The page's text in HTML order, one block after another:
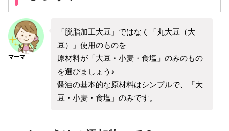
マーマ
「脱脂加工大豆」ではなく「丸大豆（大
豆）」使用のものを
原材料が「大豆・小麦・食塩」のみのもの
を選びましょう♪
醤油の基本的な原材料はシンプルで、「大
豆・小麦・食塩」のみです。